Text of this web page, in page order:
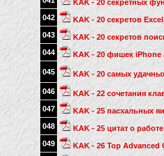
KAK - 20 секретных
042
KAK - 20 секретов
043
KAK - 20 секретов
044
KAK - 20 фишек iPhone
045 KAK - 20 самых
046
KAK - 22 сочетания
047
KAK - 25 пасхальных
048
KAK - 25 цитат о
049
KAK - 26 Top Advanced